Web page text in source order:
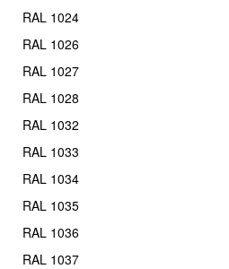
RAL 1024
RAL 1026
RAL 1027
RAL 1028
RAL 1032
RAL 1033
RAL 1034
RAL 1035
RAL 1036
RAL 1037